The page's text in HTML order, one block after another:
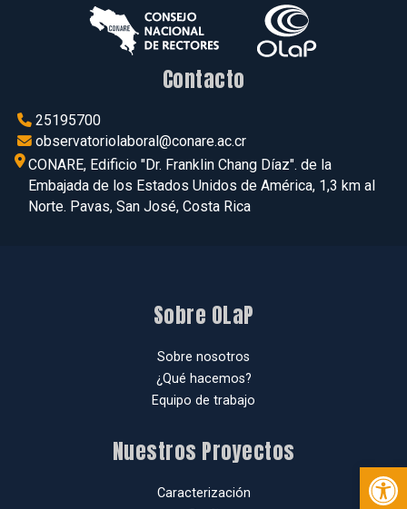
Contacto
25195700
observatoriolaboral@conare.ac.cr
CONARE, Edificio "Dr. Franklin Chang Díaz". de la
Embajada de los Estados Unidos de América, 1,3 km al
Norte. Pavas, San José, Costa Rica
Sobre OLaP
Sobre nosotros
¿Qué hacemos?
Equipo de trabajo
Nuestros Proyectos
Caracterización